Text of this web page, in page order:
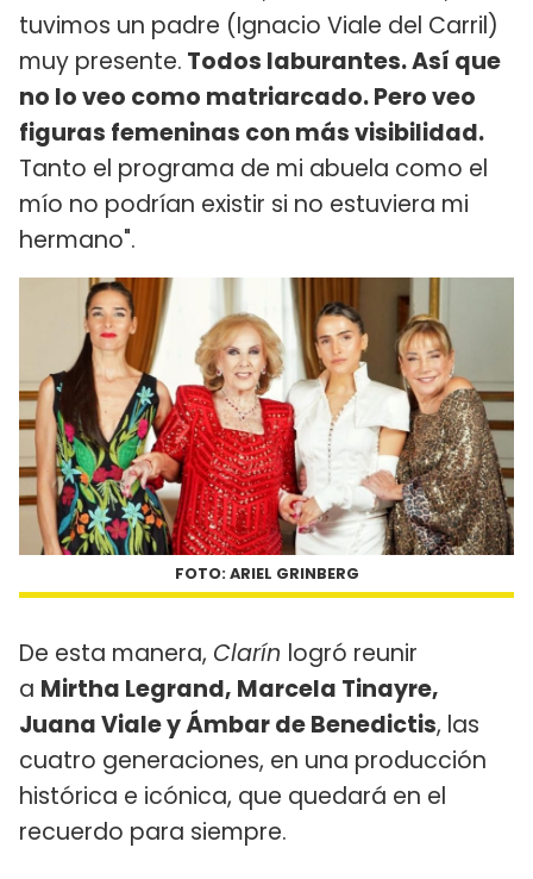
tuvimos un padre (Ignacio Viale del Carril)
muy presente. Todos laburantes. Así que
no lo veo como matriarcado. Pero veo
figuras femeninas con más visibilidad.
Tanto el programa de mi abuela como el
mío no podrían existir si no estuviera mi
hermano".
FOTO: ARIEL GRINBERG
De esta manera, Clarín logró reunir
a Mirtha Legrand, Marcela Tinayre,
Juana Viale y Ámbar de Benedictis, las
cuatro generaciones, en una producción
histórica e icónica, que quedará en el
recuerdo para siempre.